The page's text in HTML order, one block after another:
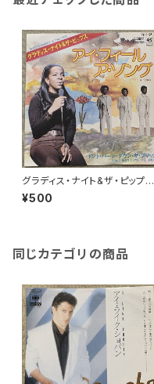
グラディス・ナイト&ザ・ピップス
/ アイ・フィール・ア・ソング
¥500
同じカテゴリの商品